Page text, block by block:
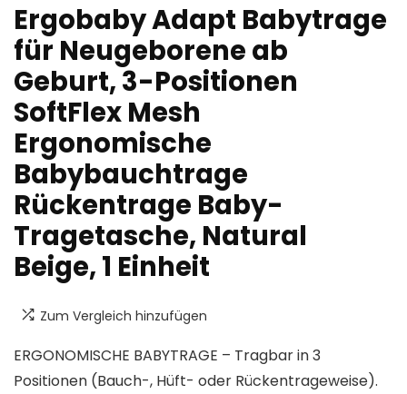
Ergobaby Adapt Babytrage
für Neugeborene ab
Geburt, 3-Positionen
SoftFlex Mesh
Ergonomische
Babybauchtrage
Rückentrage Baby-
Tragetasche, Natural
Beige, 1 Einheit
Zum Vergleich hinzufügen
ERGONOMISCHE BABYTRAGE – Tragbar in 3
Positionen (Bauch-, Hüft- oder Rückentrageweise).